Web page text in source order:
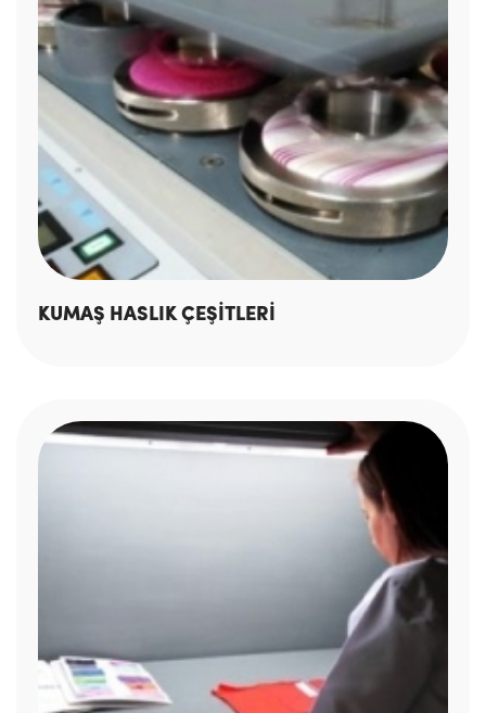
KUMAŞ HASLIK ÇEŞİTLERİ